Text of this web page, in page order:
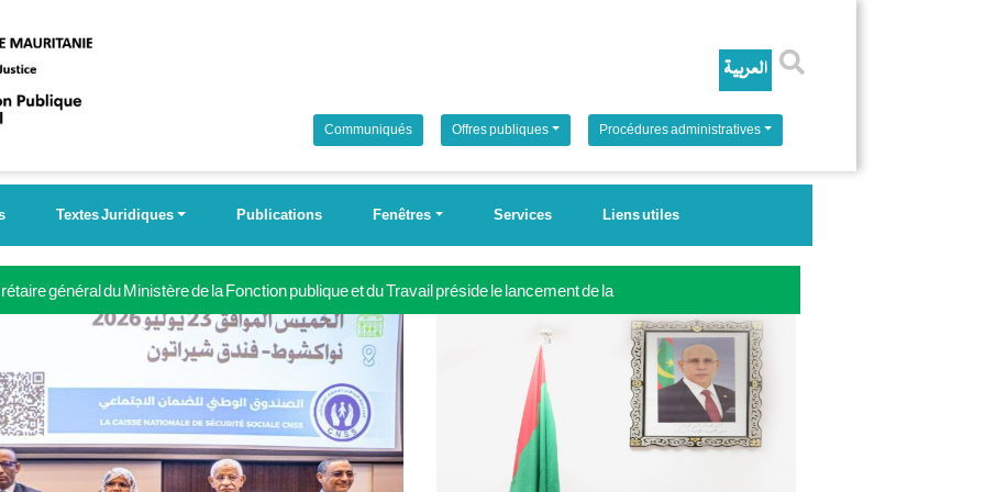
Rechercher
Communiqués Offres publiques Procédures administratives
Textes Juridiques Publications Fenêtres Services Liens utiles
général du Ministère de la Fonction publique et du Travail préside le lancement de la
Campagne nationale pour la couverture universelle de la sécurité sociale